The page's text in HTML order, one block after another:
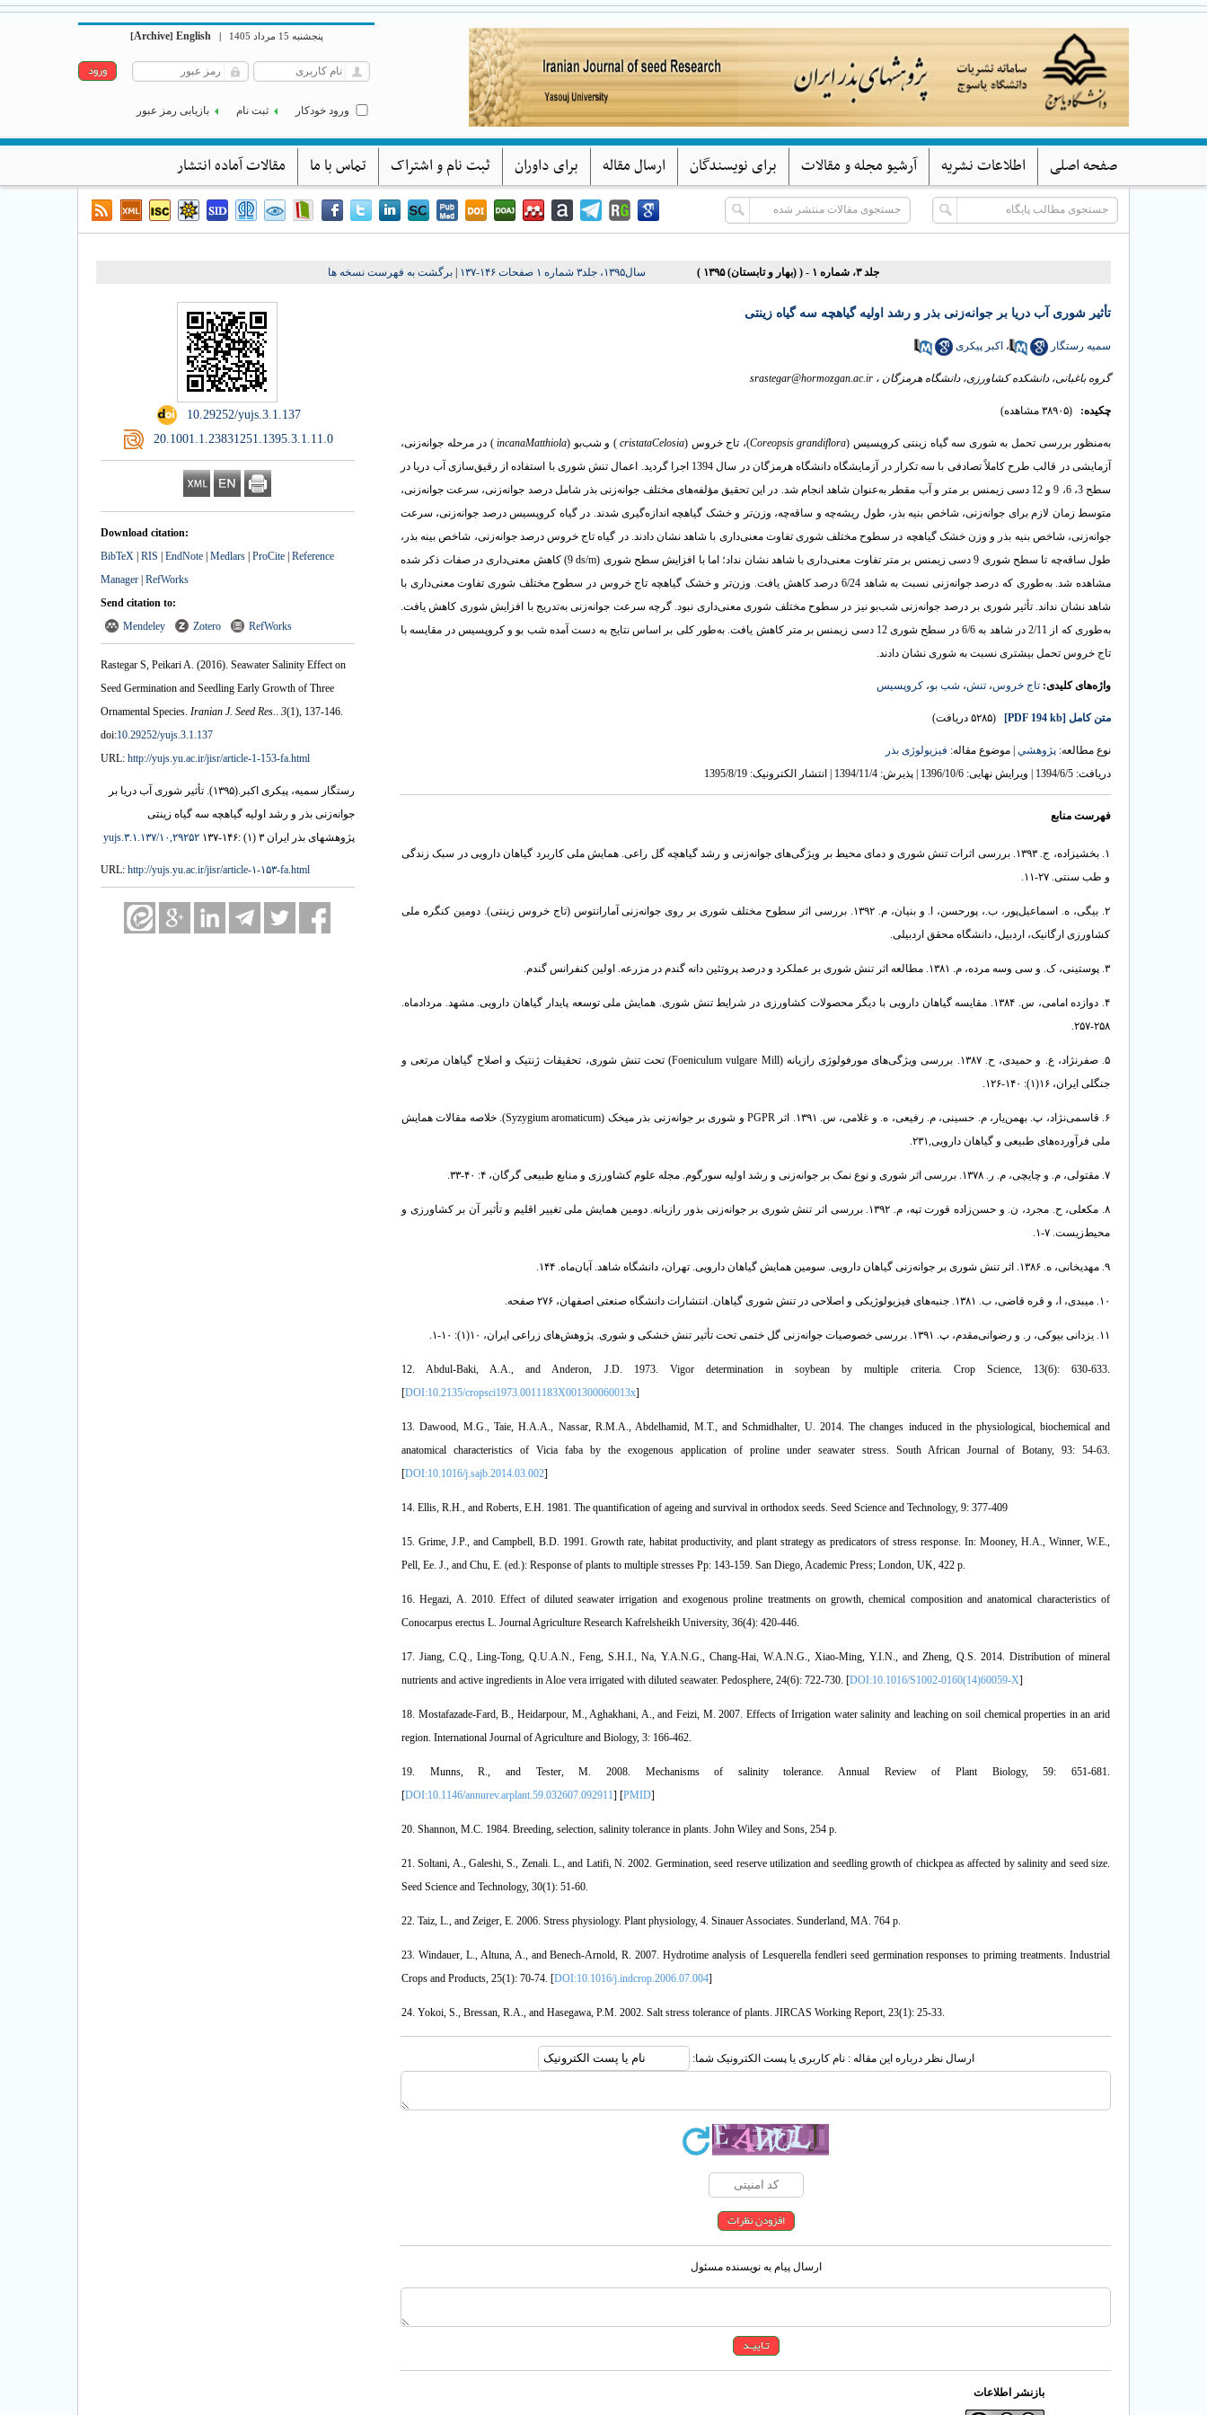
پژوهشهای بذر ایران
دانشگاه یاسوج
پنجشنبه 15 مرداد 1405 |
English
[Archive]
ورود خودکار ثبت نام بازیابی رمز عبور
صفحه اصلی اطلاعات نشریه آرشیو مجله و مقالات برای نویسندگان ارسال مقاله برای داوران ثبت نام و اشتراک تماس با ما مقالات آماده انتشار
جلد ۳، شماره ۱ - ( (بهار و تابستان) ۱۳۹۵ ) سال۱۳۹۵، جلد۳ شماره ۱ صفحات ۱۴۶-۱۳۷ برگشت به فهرست نسخه ها
‎ 10.29252/yujs.3.1.137
‎ 20.1001.1.23831251.1395.3.1.11.0
Download citation:
BibTeX | RIS | EndNote | Medlars | ProCite | Reference
Manager | RefWorks
Send citation to:
Mendeley
Zotero RefWorks
Rastegar S, Peikari A. (2016). Seawater Salinity Effect on
Seed Germination and Seedling Early Growth of Three
Ornamental Species. Iranian J. Seed Res. 3(1) , 137-146.
doi:10.29252/yujs.3.1.137
URL: http://yujs.yu.ac.ir/jisr/article-1-153-fa.html
رستگار سمیه، پیکری اکبر.(۱۳۹۵).
تأثیر شوری آب دریا بر
جوانه‌زنی بذر و رشد اولیه گیاهچه سه گیاه زینتی
پژوهشهای بذر ایران ۳ (۱) :۱۴۶-۱۳۷
۱۰,۲۹۲۵۲/yujs.۳.۱.۱۳۷
URL: http://yujs.yu.ac.ir/jisr/article-۱-۱۵۳-fa.html
تأثیر شوری آب دریا بر جوانه‌زنی بذر و رشد اولیه گیاهچه سه گیاه زینتی
سمیه رستگار ، اکبر پیکری
گروه باغبانی، دانشکده کشاورزی، دانشگاه هرمزگان ، srastegar@hormozgan.ac.ir
چکیده: (۳۸۹۰۵ مشاهده)
به‌منظور بررسی تحمل به شوری سه گیاه زینتی کروپسیس (Coreopsis grandiflora)، تاج خروس (Celosia
cristata ) و شب‌بو (Matthiola
incana ) در مرحله جوانه‌زنی،
آزمایشی در قالب طرح کاملاً تصادفی با سه تکرار در آزمایشگاه دانشگاه هرمزگان در سال 1394 اجرا گردید. اعمال تنش شوری با استفاده از رقیق‌سازی آب دریا در
سطح 3، 6، 9 و 12 دسی زیمنس بر متر و آب مقطر به‌عنوان شاهد انجام شد. در این تحقیق مؤلفه‌های مختلف جوانه
زنی بذر شامل درصد جوانه‌زنی، سرعت جوانه‌زنی،
متوسط زمان لازم برای جوانه‌زنی، شاخص بنیه بذر، طول ریشه‌چه و ساقه‌چه، وزن‌تر و خشک گیاهچه اندازه‌گیری شدند. در گیاه کروپسیس درصد جوانه‌زنی، سرعت
جوانه‌زنی، شاخص بنیه بذر و وزن خشک گیاهچه در سطوح مختلف شوری تفاوت معنی‌داری با شاهد نشان دادند. در گیاه تاج خروس درصد جوانه‌زنی، شاخص بینه بذر،
طول ساقه‌چه تا سطح شوری 9 دسی زیمنس بر متر تفاوت معنی‌داری با شاهد نشان نداد؛ اما با افزایش سطح شوری (
ds/m
9) کاهش معنی‌داری در صفات ذکر شده
مشاهده شد. به‌طوری که درصد جوانه‌زنی نسبت به شاهد 6/24 درصد کاهش یافت. وزن‌تر و خشک گیاهچه تاج خروس در سطوح مختلف شوری تفاوت معنی‌داری با
شاهد نشان نداند. تأثیر شوری بر درصد جوانه‌زنی شب‌بو نیز در سطوح مختلف شوری معنی‌داری نبود. گرچه سرعت جوانه‌زنی به‌تدریج با افزایش شوری کاهش یافت.
به‌طوری که از 2/11 در شاهد به 6/6 در سطح شوری 12 دسی زیمنس بر متر کاهش یافت. به‌طور کلی بر اساس نتایج به دست آمده شب بو و کروپسیس در مقایسه با
تاج خروس تحمل بیشتری نسبت به شوری نشان دادند.
واژه‌های کلیدی: تاج خروس، تنش، شب بو، کروپسیس
متن کامل [PDF 194 kb] (۵۲۸۵ دریافت)
نوع مطالعه: پژوهشي | موضوع مقاله: فیزیولوژی بذر
دریافت: 1394/6/5 | ویرایش نهایی: 1396/10/6 | پذیرش: 1394/11/4 | انتشار الکترونیک: 1395/8/19
فهرست منابع
۱. بخشیزاده، ج. ۱۳۹۳. بررسی اثرات تنش شوری و دمای محیط بر ویژگی‌های جوانه‌زنی و رشد گیاهچه گل راعی. همایش ملی کاربرد گیاهان دارویی در سبک زندگی
و طب سنتی. ۲۷-۱۱.
۲. بیگی، ه. اسماعیل‌پور، ب.، پورحسن، ا. و بنیان، م. ۱۳۹۲. بررسی اثر سطوح مختلف شوری بر روی جوانه‌زنی آمارانتوس (تاج خروس زینتی). دومین کنگره ملی
کشاورزی ارگانیک، اردبیل، دانشگاه محقق اردبیلی.
۳. پوستینی، ک. و سی وسه مرده، م. ۱۳۸۱. مطالعه اثر تنش شوری بر عملکرد و درصد پروتئین دانه گندم در مزرعه. اولین کنفرانس گندم.
۴. دوازده امامی، س. ۱۳۸۴. مقایسه گیاهان دارویی با دیگر محصولات کشاورزی در شرایط تنش شوری. همایش ملی توسعه پایدار گیاهان دارویی. مشهد. مردادماه.
۲۵۸-۲۵۷.
۵. صفرنژاد، ع. و حمیدی، ح. ۱۳۸۷. بررسی ویژگی‌های مورفولوژی رازیانه (Foeniculum vulgare Mill) تحت تنش شوری،‌ تحقیقات ژنتیک و اصلاح گیاهان مرتعی و
جنگلی ایران، ۱۶(۱): ۱۴۰-۱۲۶.
۶. قاسمی‌نژاد، پ. بهمن‌یار، م. حسینی، م. رفیعی، ه. و غلامی، س. ۱۳۹۱. اثر PGPR و شوری بر جوانه‌زنی بذر میخک (Syzygium aromaticum). خلاصه مقالات همایش
ملی فرآورده‌های طبیعی و گیاهان دارویی,۲۳۱.
۷. مقتولی، م. و چایچی، م. ر. ۱۳۷۸. بررسی اثر شوری و نوع نمک بر جوانه‌زنی و رشد اولیه سورگوم. مجله علوم کشاورزی و منابع طبیعی گرگان، ۴: ۴۰-۳۳.
۸. مکعلی، ح. مجرد، ن. و حسن‌زاده قورت تپه، م. ۱۳۹۲. بررسی اثر تنش شوری بر جوانه‌زنی بذور رازیانه. دومین همایش ملی تغییر اقلیم و تأثیر آن بر کشاورزی و
محیط‌زیست. ۷-۱.
۹. مهدیخانی، ه. ۱۳۸۶. اثر تنش شوری بر جوانه‌زنی گیاهان دارویی. سومین همایش گیاهان دارویی. تهران، دانشگاه شاهد. آبان‌ماه. ۱۴۴.
۱۰. میبدی، ا، و قره قاضی، ب. ۱۳۸۱. جنبه‌های فیزیولوژیکی و اصلاحی در تنش شوری گیاهان. انتشارات دانشگاه صنعتی اصفهان، ۲۷۶ صفحه.
۱۱. یزدانی بیوکی، ر. و رضوانی‌مقدم، پ. ۱۳۹۱. بررسی خصوصیات جوانه‌زنی گل ختمی تحت تأثیر تنش خشکی و شوری. پژوهش‌های زراعی ایران، ۱۰(۱): ۱۰-۱.
12. Abdul-Baki, A.A., and Anderon, J.D. 1973. Vigor determination in soybean by multiple criteria. Crop Science, 13(6): 630-633.
[DOI:10.2135/cropsci1973.0011183X001300060013x]
13. Dawood, M.G., Taie, H.A.A., Nassar, R.M.A., Abdelhamid, M.T., and Schmidhalter, U. 2014. The changes induced in the physiological, biochemical and
anatomical characteristics of Vicia faba by the exogenous application of proline under seawater stress. South African Journal of Botany, 93: 54-63.
[DOI:10.1016/j.sajb.2014.03.002]
14. Ellis, R.H., and Roberts, E.H. 1981. The quantification of ageing and survival in orthodox seeds. Seed Science and Technology, 9: 377-409
15. Grime, J.P., and Campbell, B.D. 1991. Growth rate, habitat productivity, and plant strategy as predicators of stress response. In: Mooney, H.A., Winner, W.E.,
Pell, Ee. J., and Chu, E. (ed.): Response of plants to multiple stresses Pp: 143-159. San Diego, Academic Press; London, UK, 422 p.
16. Hegazi, A. 2010. Effect of diluted seawater irrigation and exogenous proline treatments on growth, chemical composition and anatomical characteristics of
Conocarpus erectus L. Journal Agriculture Research Kafrelsheikh University, 36(4): 420-446.
17. Jiang, C.Q., Ling-Tong, Q.U.A.N., Feng, S.H.I., Na, Y.A.N.G., Chang-Hai, W.A.N.G., Xiao-Ming, Y.I.N., and Zheng, Q.S. 2014. Distribution of mineral
nutrients and active ingredients in Aloe vera irrigated with diluted seawater. Pedosphere, 24(6): 722-730. [DOI:10.1016/S1002-0160(14)60059-X]
18. Mostafazade-Fard, B., Heidarpour, M., Aghakhani, A., and Feizi, M. 2007. Effects of Irrigation water salinity and leaching on soil chemical properties in an arid
region. International Journal of Agriculture and Biology, 3: 166-462.
19. Munns, R., and Tester, M. 2008. Mechanisms of salinity tolerance. Annual Review of Plant Biology, 59: 651-681.
[DOI:10.1146/annurev.arplant.59.032607.092911] [PMID]
20. Shannon, M.C. 1984. Breeding, selection, salinity tolerance in plants. John Wiley and Sons, 254 p.
21. Soltani, A., Galeshi, S., Zenali. L., and Latifi, N. 2002. Germination, seed reserve utilization and seedling growth of chickpea as affected by salinity and seed size.
Seed Science and Technology, 30(1): 51-60.
22. Taiz, L., and Zeiger, E. 2006. Stress physiology. Plant physiology, 4. Sinauer Associates. Sunderland, MA. 764 p.
23. Windauer, L., Altuna, A., and Benech-Arnold, R. 2007. Hydrotime analysis of Lesquerella fendleri seed germination responses to priming treatments. Industrial
Crops and Products, 25(1): 70-74. [DOI:10.1016/j.indcrop.2006.07.004]
24. Yokoi, S., Bressan, R.A., and Hasegawa, P.M. 2002. Salt stress tolerance of plants. JIRCAS Working Report, 23(1): 25-33.
ارسال نظر درباره این مقاله : نام کاربری یا پست الکترونیک شما:
ارسال پیام به نویسنده مسئول
بازنشر اطلاعات